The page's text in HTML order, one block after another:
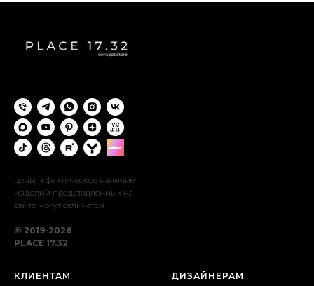
цены и фактическое наличие
изделий представленных на
сайте могут отличатся
© 2019-2026
PLACE 17.32
КЛИЕНТАМ ДИЗАЙНЕРАМ